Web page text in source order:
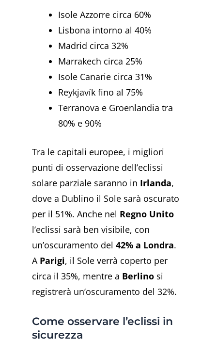
Isole Azzorre circa 60%
Lisbona intorno al 40%
Madrid circa 32%
Marrakech circa 25%
Isole Canarie circa 31%
Reykjavík fino al 75%
Terranova e Groenlandia tra
80% e 90%
Tra le capitali europee, i migliori
punti di osservazione dell’eclissi
solare parziale saranno in Irlanda,
dove a Dublino il Sole sarà oscurato
per il 51%. Anche nel Regno Unito
l’eclissi sarà ben visibile, con
un’oscuramento del42% a Londra.
A Parigi, il Sole verrà coperto per
circa il 35%, mentre a Berlino si
registrerà un’oscuramento del 32%.
Come osservare l’eclissi in
sicurezza